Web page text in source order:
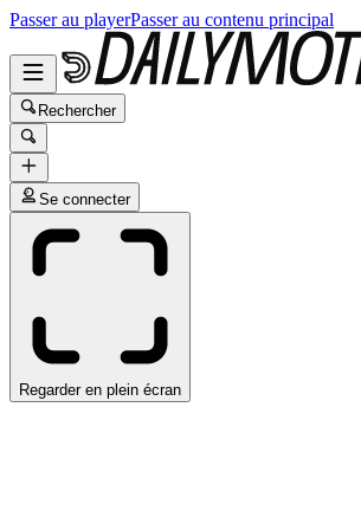
Passer au playerPasser au contenu principal
Rechercher
Se connecter
Regarder en plein écran